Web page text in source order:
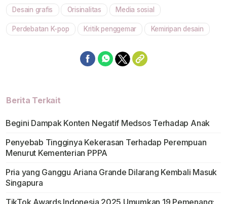
Desain grafis Orisinalitas Media sosial
Perdebatan K-pop Kritik penggemar Kemiripan desain
Berita Terkait
Begini Dampak Konten Negatif Medsos Terhadap Anak
Penyebab Tingginya Kekerasan Terhadap Perempuan
Menurut Kementerian PPPA
Pria yang Ganggu Ariana Grande Dilarang Kembali Masuk
Singapura